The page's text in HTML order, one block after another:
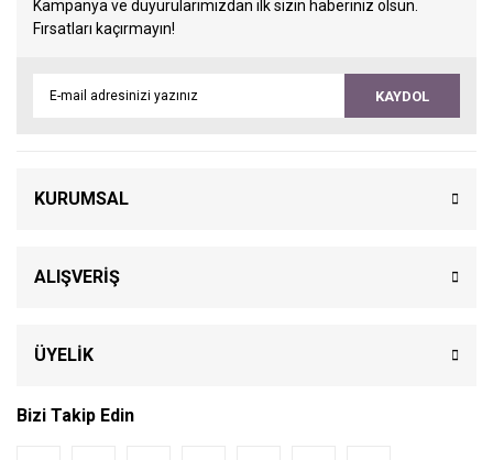
Kampanya ve duyurularımızdan ilk sizin haberiniz olsun.
Fırsatları kaçırmayın!
KAYDOL
KURUMSAL
ALIŞVERİŞ
ÜYELİK
Bizi Takip Edin